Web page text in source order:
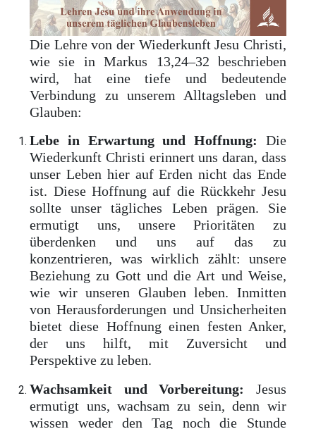
Die Lehre von der Wiederkunft Jesu Christi,
wie sie in Markus 13,24–32 beschrieben
wird, hat eine tiefe und bedeutende
Verbindung zu unserem Alltagsleben und
Glauben:
Lebe in Erwartung und Hoffnung: Die
Wiederkunft Christi erinnert uns daran, dass
unser Leben hier auf Erden nicht das Ende
ist. Diese Hoffnung auf die Rückkehr Jesu
sollte unser tägliches Leben prägen. Sie
ermutigt uns, unsere Prioritäten zu
überdenken und uns auf das zu
konzentrieren, was wirklich zählt: unsere
Beziehung zu Gott und die Art und Weise,
wie wir unseren Glauben leben. Inmitten
von Herausforderungen und Unsicherheiten
bietet diese Hoffnung einen festen Anker,
der uns hilft, mit Zuversicht und
Perspektive zu leben.
Wachsamkeit und Vorbereitung:
Jesus
ermutigt uns, wachsam zu sein, denn wir
wissen weder den Tag noch die Stunde